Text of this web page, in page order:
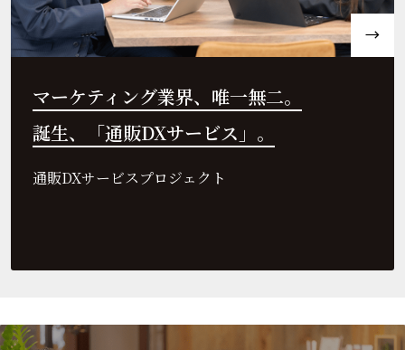
マーケティング業界、唯一無二。
誕生、「通販DXサービス」。
通販DXサービスプロジェクト